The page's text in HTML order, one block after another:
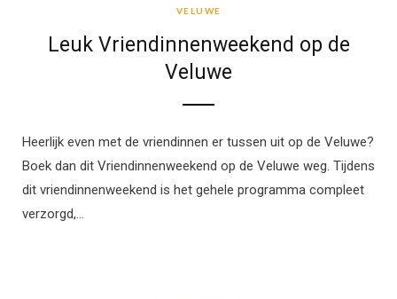
VELUWE
Leuk Vriendinnenweekend op de
Veluwe
Heerlijk even met de vriendinnen er tussen uit op de Veluwe?
Boek dan dit Vriendinnenweekend op de Veluwe weg. Tijdens
dit vriendinnenweekend is het gehele programma compleet
verzorgd,…